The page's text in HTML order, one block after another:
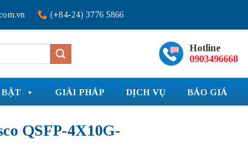
(+84-24) 3776 5866
Hotline
0903496668
GIẢI PHÁP DỊCH VỤ BÁO GIÁ
QSFP-4X10G-